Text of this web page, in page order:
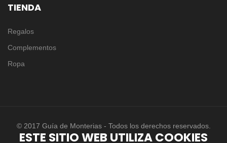
TIENDA
Regalos
Complementos
Ropa
© 2017 Guía de Monterias - Todos los derechos reservados.
ESTE SITIO WEB UTILIZA COOKIES